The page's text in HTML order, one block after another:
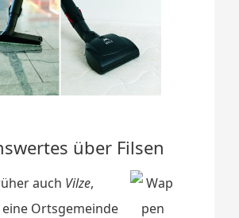
über Filsen
auch Vilze,
eine Ortsgemeinde